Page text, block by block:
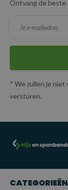
Ontvang de beste
* We zullen je niet
versturen.
CATEGORIEËN